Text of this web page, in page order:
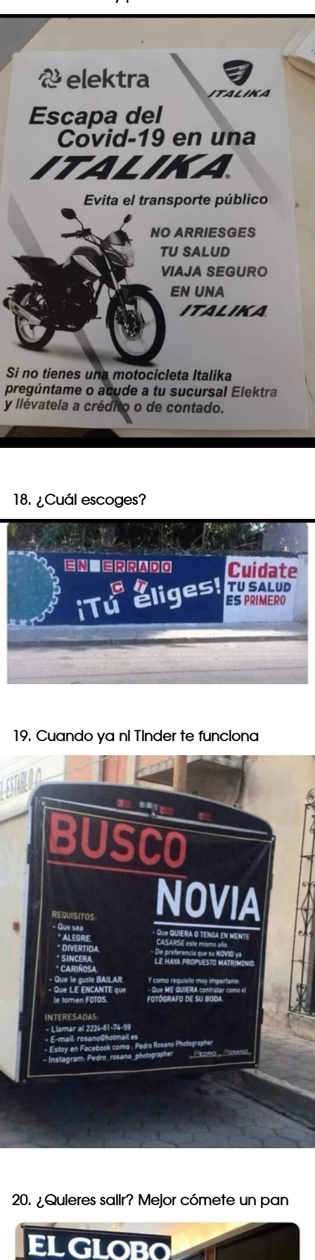
18. ¿Cuál escoges?
19. Cuando ya ni Tinder te funciona
20. ¿Quieres salir? Mejor cómete un pan